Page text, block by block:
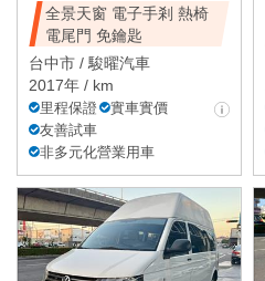
全景天窗 電子手剎 熱椅
電尾門 免鑰匙
台中市 / 駿曜汽車
2017年 / km
里程保證
實車實價
友善試車
非多元化營業用車